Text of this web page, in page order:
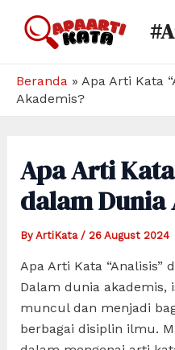
Beranda » Apa Arti Kata
Akademis?
Apa Arti
dalam Dunia
By ArtiKata / 26 August 2024
Apa Arti Kata “Analisis”
Dalam dunia akademis,
muncul dan menjadi
berbagai disiplin ilmu.